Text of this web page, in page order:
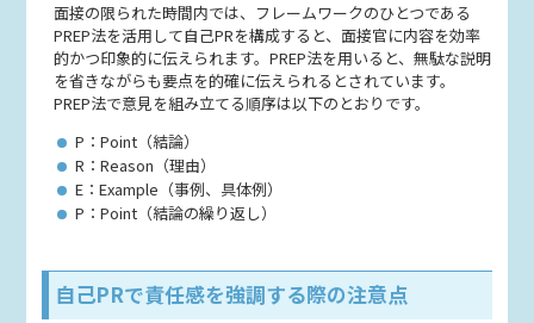
面接の限られた時間内では、フレームワークのひとつである
PREP法を活用して自己PRを構成すると、面接官に内容を効率
的かつ印象的に伝えられます。PREP法を用いると、無駄な説明
を省きながらも要点を的確に伝えられるとされています。
PREP法で意見を組み立てる順序は以下のとおりです。
P：Point（結論）
R：Reason（理由）
E：Example（事例、具体例）
P：Point（結論の繰り返し）
自己PRで責任感を強調する際の注意点